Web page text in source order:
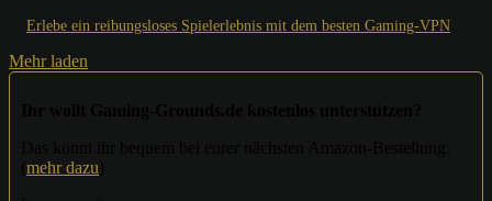
Erlebe ein reibungsloses Spielerlebnis mit dem besten Gaming-VPN
Mehr laden
mehr dazu